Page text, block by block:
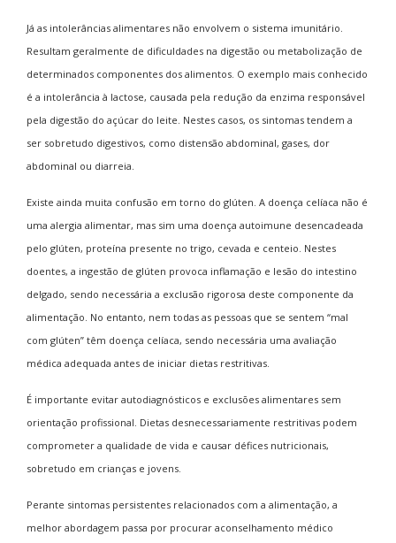
Já as intolerâncias alimentares não envolvem o sistema imunitário.
Resultam geralmente de dificuldades na digestão ou metabolização de
determinados componentes dos alimentos. O exemplo mais conhecido
é a intolerância à lactose, causada pela redução da enzima responsável
pela digestão do açúcar do leite. Nestes casos, os sintomas tendem a
ser sobretudo digestivos, como distensão abdominal, gases, dor
abdominal ou diarreia.
Existe ainda muita confusão em torno do glúten. A doença celíaca não é
uma alergia alimentar, mas sim uma doença autoimune desencadeada
pelo glúten, proteína presente no trigo, cevada e centeio. Nestes
doentes, a ingestão de glúten provoca inflamação e lesão do intestino
delgado, sendo necessária a exclusão rigorosa deste componente da
alimentação. No entanto, nem todas as pessoas que se sentem “mal
com glúten” têm doença celíaca, sendo necessária uma avaliação
médica adequada antes de iniciar dietas restritivas.
É importante evitar autodiagnósticos e exclusões alimentares sem
orientação profissional. Dietas desnecessariamente restritivas podem
comprometer a qualidade de vida e causar défices nutricionais,
sobretudo em crianças e jovens.
Perante sintomas persistentes relacionados com a alimentação, a
melhor abordagem passa por procurar aconselhamento médico